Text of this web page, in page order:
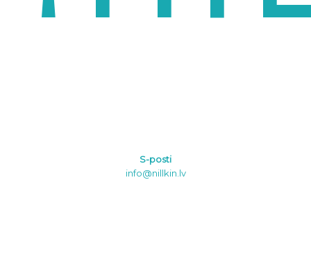
S-posti
info@nillkin.lv